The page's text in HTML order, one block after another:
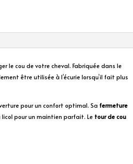
le cou de votre cheval. Fabriquée dans le
être utilisée à l’écurie lorsqu’il fait plus
pour un confort optimal. Sa fermeture
pour un maintien parfait. Le tour de cou